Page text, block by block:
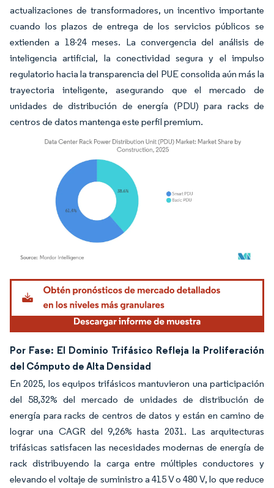
actualizaciones de transformadores, un incentivo importante
cuando los plazos de entrega de los servicios públicos se
extienden a 18-24 meses. La convergencia del análisis de
inteligencia artificial, la conectividad segura y el impulso
regulatorio hacia la transparencia del PUE consolida aún más la
trayectoria inteligente, asegurando que el mercado de
unidades de distribución de energía (PDU) para racks de
centros de datos mantenga este perfil premium.
Imagen © Mordor Intelligence. El uso requiere atribución según CC BY 4.0.
Por Fase: El Dominio Trifásico Refleja la Proliferación
del Cómputo de Alta Densidad
En 2025, los equipos trifásicos mantuvieron una participación
del 58,32% del mercado de unidades de distribución de
energía para racks de centros de datos y están en camino de
lograr una CAGR del 9,26% hasta 2031. Las arquitecturas
trifásicas satisfacen las necesidades modernas de energía de
rack distribuyendo la carga entre múltiples conductores y
elevando el voltaje de suministro a 415 V o 480 V, lo que reduce